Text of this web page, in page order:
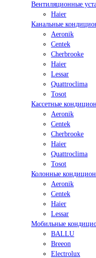
Вентиляционные
Haier
Канальные
Aeronik
Centek
Cherbrooke
Haier
Lessar
Quattroclima
Tosot
Кассетные
Aeronik
Centek
Cherbrooke
Haier
Quattroclima
Tosot
Колонные
Aeronik
Centek
Haier
Lessar
Мобильные
BALLU
Breeon
Electrolux